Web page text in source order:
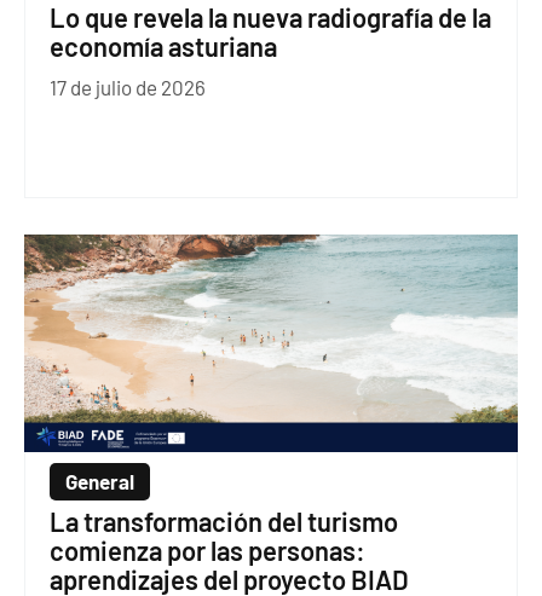
Lo que revela la nueva radiografía de la
economía asturiana
17 de julio de 2026
General
La transformación del turismo
comienza por las personas:
aprendizajes del proyecto BIAD